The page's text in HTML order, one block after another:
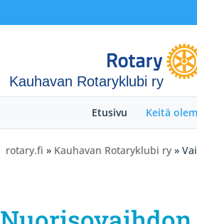
Kauhavan Rotaryklubi ry
Etusivu Keitä
rotary.fi » Kauhavan Rotaryklubi ry »